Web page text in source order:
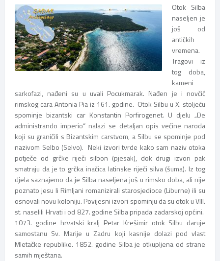
Otok Silba
naseljen je
još od
antičkih
vremena.
Tragovi iz
tog doba,
kameni
sarkofazi, nađeni su u uvali Pocukmarak. Nađen je i novčić
rimskog cara Antonia Pia iz 161. godine. Otok Silbu u X. stoljeću
spominje bizantski car Konstantin Porfirogenet. U djelu „De
administrando imperio“ nalazi se detaljan opis većine naroda
koji su graničili s Bizantskim carstvom, a Silbu se spominje pod
nazivom Selbo (Selvo). Neki izvori tvrde kako sam naziv otoka
potječe od grčke riječi silbon (pjesak), dok drugi izvori pak
smatraju da je to grčka inačica latinske riječi silva (šuma). Iz tog
djela saznajemo da je Silba naseljena još u rimsko doba, ali nije
poznato jesu li Rimljani romanizirali starosjedioce (Liburne) ili su
osnovali novu koloniju. Povijesni izvori spominju da su otok u VIII.
st. naselili Hrvati i od 827. godine Silba pripada zadarskoj općini.
1073. godine hrvatski kralj Petar Krešimir otok Silbu daruje
samostanu Sv. Marije u Zadru koji kasnije dolazi pod vlast
Mletačke republike. 1852. godine Silba je otkupljena od strane
samih mještana.